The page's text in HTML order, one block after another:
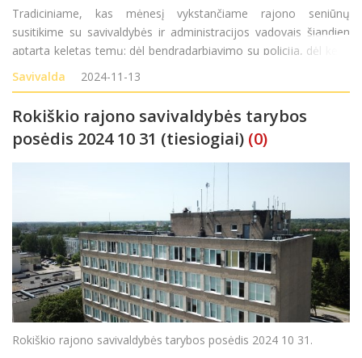
Tradiciniame, kas mėnesį vykstančiame rajono seniūnų
susitikime su savivaldybės ir administracijos vadovais šiandien
aptarta keletas temų: dėl bendradarbiavimo su policija, dėl kelių
greideriavimo, žvyravimo, duobių lopymo, prioritetinio sąrašo
sudarymo, gatvių apšvietimo, dėl d
Savivalda 2024-11-13
Rokiškio rajono savivaldybės tarybos
posėdis 2024 10 31 (tiesiogiai) (0)
Rokiškio rajono savivaldybės tarybos posėdis 2024 10 31.